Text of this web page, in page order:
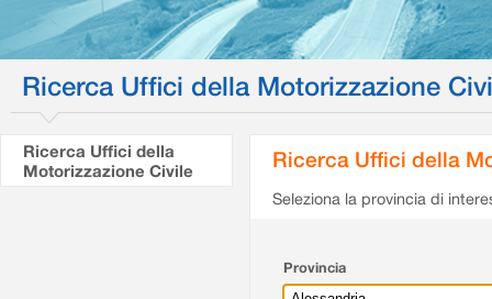
Ricerca Uffici della Motorizzazione
Ricerca Uffici della
Motorizzazione Civile
Ricerca Uffici della
Seleziona la provincia di
Provincia